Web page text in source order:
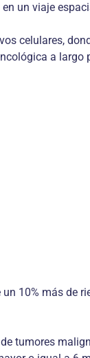
un viaje
celulares,
a largo
10% más de
tumores